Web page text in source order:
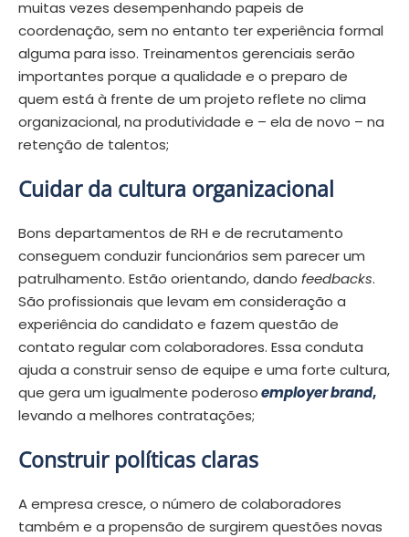
muitas vezes desempenhando papeis de
coordenação, sem no entanto ter experiência formal
alguma para isso. Treinamentos gerenciais serão
importantes porque a qualidade e o preparo de
quem está à frente de um projeto reflete no clima
organizacional, na produtividade e – ela de novo – na
retenção de talentos;
Cuidar da cultura organizacional
Bons departamentos de RH e de recrutamento
conseguem conduzir funcionários sem parecer um
patrulhamento. Estão orientando, dando feedbacks.
São profissionais que levam em consideração a
experiência do candidato e fazem questão de
contato regular com colaboradores. Essa conduta
ajuda a construir senso de equipe e uma forte cultura,
que gera um igualmente poderosoemployer brand,
levando a melhores contratações;
Construir políticas claras
A empresa cresce, o número de colaboradores
também e a propensão de surgirem questões novas